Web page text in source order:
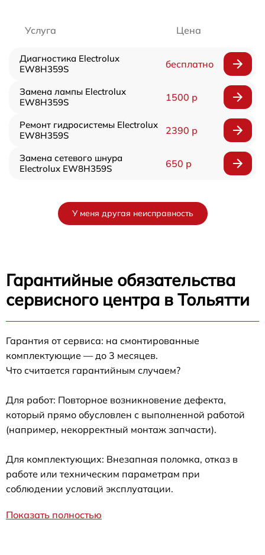
Услуга Цена
Диагностика Electrolux
EW8H359S
бесплатно
Замена лампы Electrolux
EW8H359S
1500 р
Ремонт гидросистемы Electrolux
EW8H359S
2390 р
Замена сетевого шнура
Electrolux EW8H359S
650 р
У меня другая неисправность
Гарантийные обязательства
сервисного центра в Тольятти
Гарантия от сервиса: на смонтированные
комплектующие — до 3 месяцев.
Что считается гарантийным случаем?
Для работ: Повторное возникновение дефекта,
который прямо обусловлен с выполненной работой
(например, некорректный монтаж запчасти).
Для комплектующих: Внезапная поломка, отказ в
работе или техническим параметрам при
соблюдении условий эксплуатации.
Показать полностью